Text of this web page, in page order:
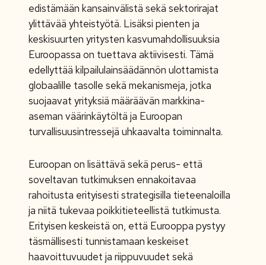
edistämään kansainvälistä sekä sektorirajat
ylittävää yhteistyötä. Lisäksi pienten ja
keskisuurten yritysten kasvumahdollisuuksia
Euroopassa on tuettava aktiivisesti. Tämä
edellyttää kilpailulainsäädännön ulottamista
globaalille tasolle sekä mekanismeja, jotka
suojaavat yrityksiä määräävän markkina-
aseman väärinkäytöltä ja Euroopan
turvallisuusintressejä uhkaavalta toiminnalta.
Euroopan on lisättävä sekä perus- että
soveltavan tutkimuksen ennakoitavaa
rahoitusta erityisesti strategisilla tieteenaloilla
ja niitä tukevaa poikkitieteellistä tutkimusta.
Erityisen keskeistä on, että Eurooppa pystyy
täsmällisesti tunnistamaan keskeiset
haavoittuvuudet ja riippuvuudet sekä